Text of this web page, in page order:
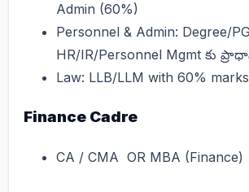
Admin (60%)
Personnel & Admin: Degree/
HR/IR/Personnel Mgmt కు
Law: LLB/LLM with 60% marks
Finance Cadre
CA / CMA OR MBA (Finance)